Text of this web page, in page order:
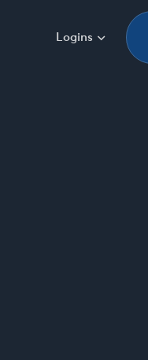
Logins